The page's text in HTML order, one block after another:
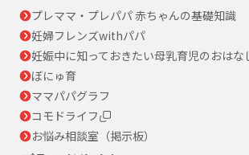
プレママ・プレパパ 赤ちゃんの基礎知識
妊婦フレンズwithパパ
妊娠中に知っておきたい母乳育児のおはなし
ぼにゅ育
ママパパグラフ
コモドライフ
お悩み相談室（掲示板）